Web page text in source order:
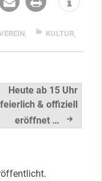
, KULTUR,
Heute ab 15 Uhr
feierlich & offiziell
eröffnet …